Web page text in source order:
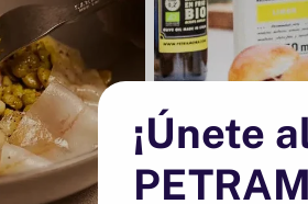
¡Únete